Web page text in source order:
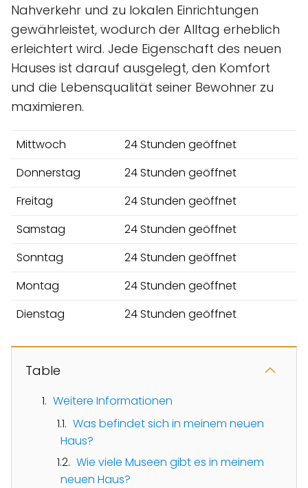
Nahverkehr und zu lokalen Einrichtungen
gewährleistet, wodurch der Alltag erheblich
erleichtert wird. Jede Eigenschaft des neuen
Hauses ist darauf ausgelegt, den Komfort
und die Lebensqualität seiner Bewohner zu
maximieren.
Mittwoch
24 Stunden geöffnet
Donnerstag
24 Stunden geöffnet
Freitag
24 Stunden geöffnet
Samstag
24 Stunden geöffnet
Sonntag
24 Stunden geöffnet
Montag
24 Stunden geöffnet
Dienstag
24 Stunden geöffnet
Table
Weitere Informationen
Was befindet sich in meinem neuen
Haus?
Wie viele Museen gibt es in meinem
neuen Haus?